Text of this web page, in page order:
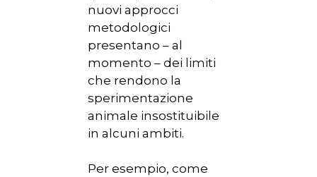
nuovi approcci
metodologici
presentano – al
momento – dei limiti
che rendono la
sperimentazione
animale insostituibile
in alcuni ambiti.
Per esempio, come